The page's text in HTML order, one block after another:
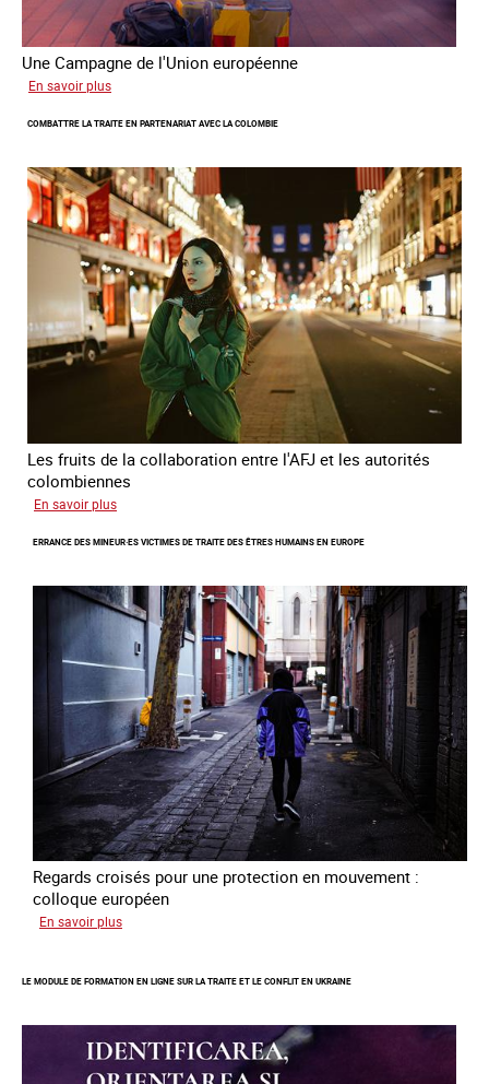
Une Campagne de l'Union européenne
En savoir plus
la
invisible
COMBATTRE LA TRAITE EN PARTENARIAT AVEC LA COLOMBIE
Les fruits de la collaboration entre l'AFJ et les autorités
colombiennes
En savoir plus
la
en
partenariat
avec
Colombie
ERRANCE DES MINEUR·ES VICTIMES DE TRAITE DES ÊTRES HUMAINS EN EUROPE
Regards croisés pour une protection en mouvement :
colloque européen
En savoir plus
mineur·es
de
traite
des
LE MODULE DE FORMATION EN LIGNE SUR LA TRAITE ET LE CONFLIT EN UKRAINE